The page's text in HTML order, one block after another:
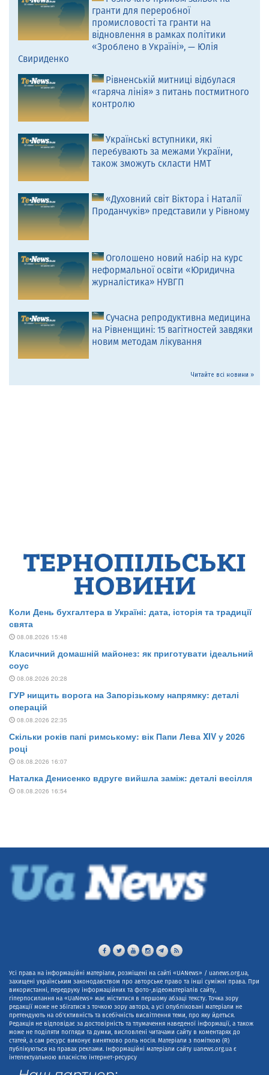
гранти для переробної
промисловості та гранти на
відновлення в рамках політики
«Зроблено в Україні», — Юлія
Свириденко
Рівненській митниці відбулася
«гаряча лінія» з питань постмитного
контролю
Українські вступники, які
перебувають за межами України,
також зможуть скласти НМТ
«Духовний світ Віктора і Наталії
Проданчуків» представили у Рівному
Оголошено новий набір на курс
неформальної освіти «Юридична
журналістика» НУВГП
Сучасна репродуктивна медицина
на Рівненщині: 15 вагітностей завдяки
новим методам лікування
Читайте всі новини »
Усі права на інформаційні матеріали, розміщені на сайті «UANews» / uanews.org.ua,
захищені українським законодавством про авторське право та інші суміжні права. При
використанні, передруку інформаційних та фото-,відеоматеріалів сайту,
гіперпосилання на «UaNews» має міститися в першому абзаці тексту. Точка зору
редакції може не збігатися з точкою зору автора, а усі опубліковані матеріали не
претендують на об'єктивність та всебічність висвітлення теми, про яку йдеться.
Редакція не відповідає за достовірність та тлумачення наведеної інформації, а також
може не поділяти погляди та думки, висловлені читачами сайту в коментарях до
статей, а сам ресурс виконує винятково роль носія. Матеріали з поміткою (R)
публікуються на правах реклами. Інформаційні матеріали сайту uanews.org.ua є
інтелектуальною власністю інтернет-ресурсу